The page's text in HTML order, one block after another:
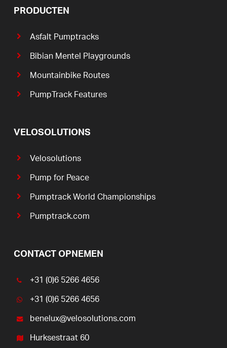
PRODUCTEN
Asfalt Pumptracks
Bibian Mentel Playgrounds
Mountainbike Routes
PumpTrack Features
VELOSOLUTIONS
Velosolutions
Pump for Peace
Pumptrack World Championships
Pumptrack.com
CONTACT OPNEMEN
+31 (0)6 5266 4656
+31 (0)6 5266 4656
benelux@velosolutions.com
Hurksestraat 60